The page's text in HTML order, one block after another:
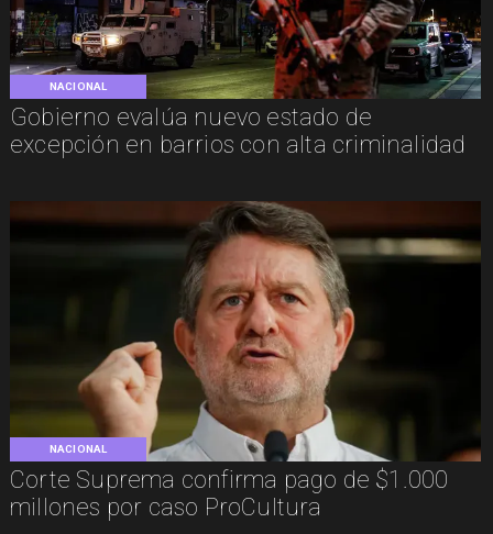
NACIONAL
Gobierno evalúa nuevo estado de
excepción en barrios con alta criminalidad
NACIONAL
Corte Suprema confirma pago de $1.000
millones por caso ProCultura